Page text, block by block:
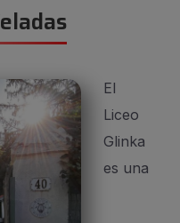
El
Liceo
Glinka
es una
El
Liceo
Glinka
es una